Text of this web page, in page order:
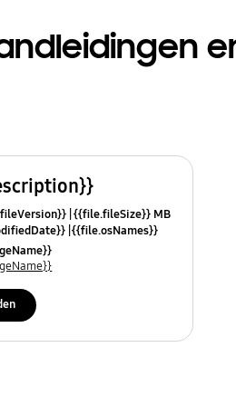
{{file.fileSize}} MB
{{file.osNames}}